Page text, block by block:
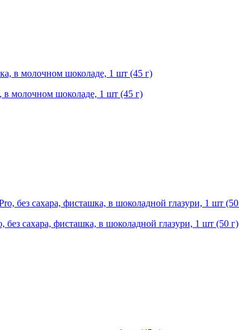
молочном шоколаде, 1 шт (45 г)
сахара, фисташка, в шоколадной глазури, 1 шт (50 г)